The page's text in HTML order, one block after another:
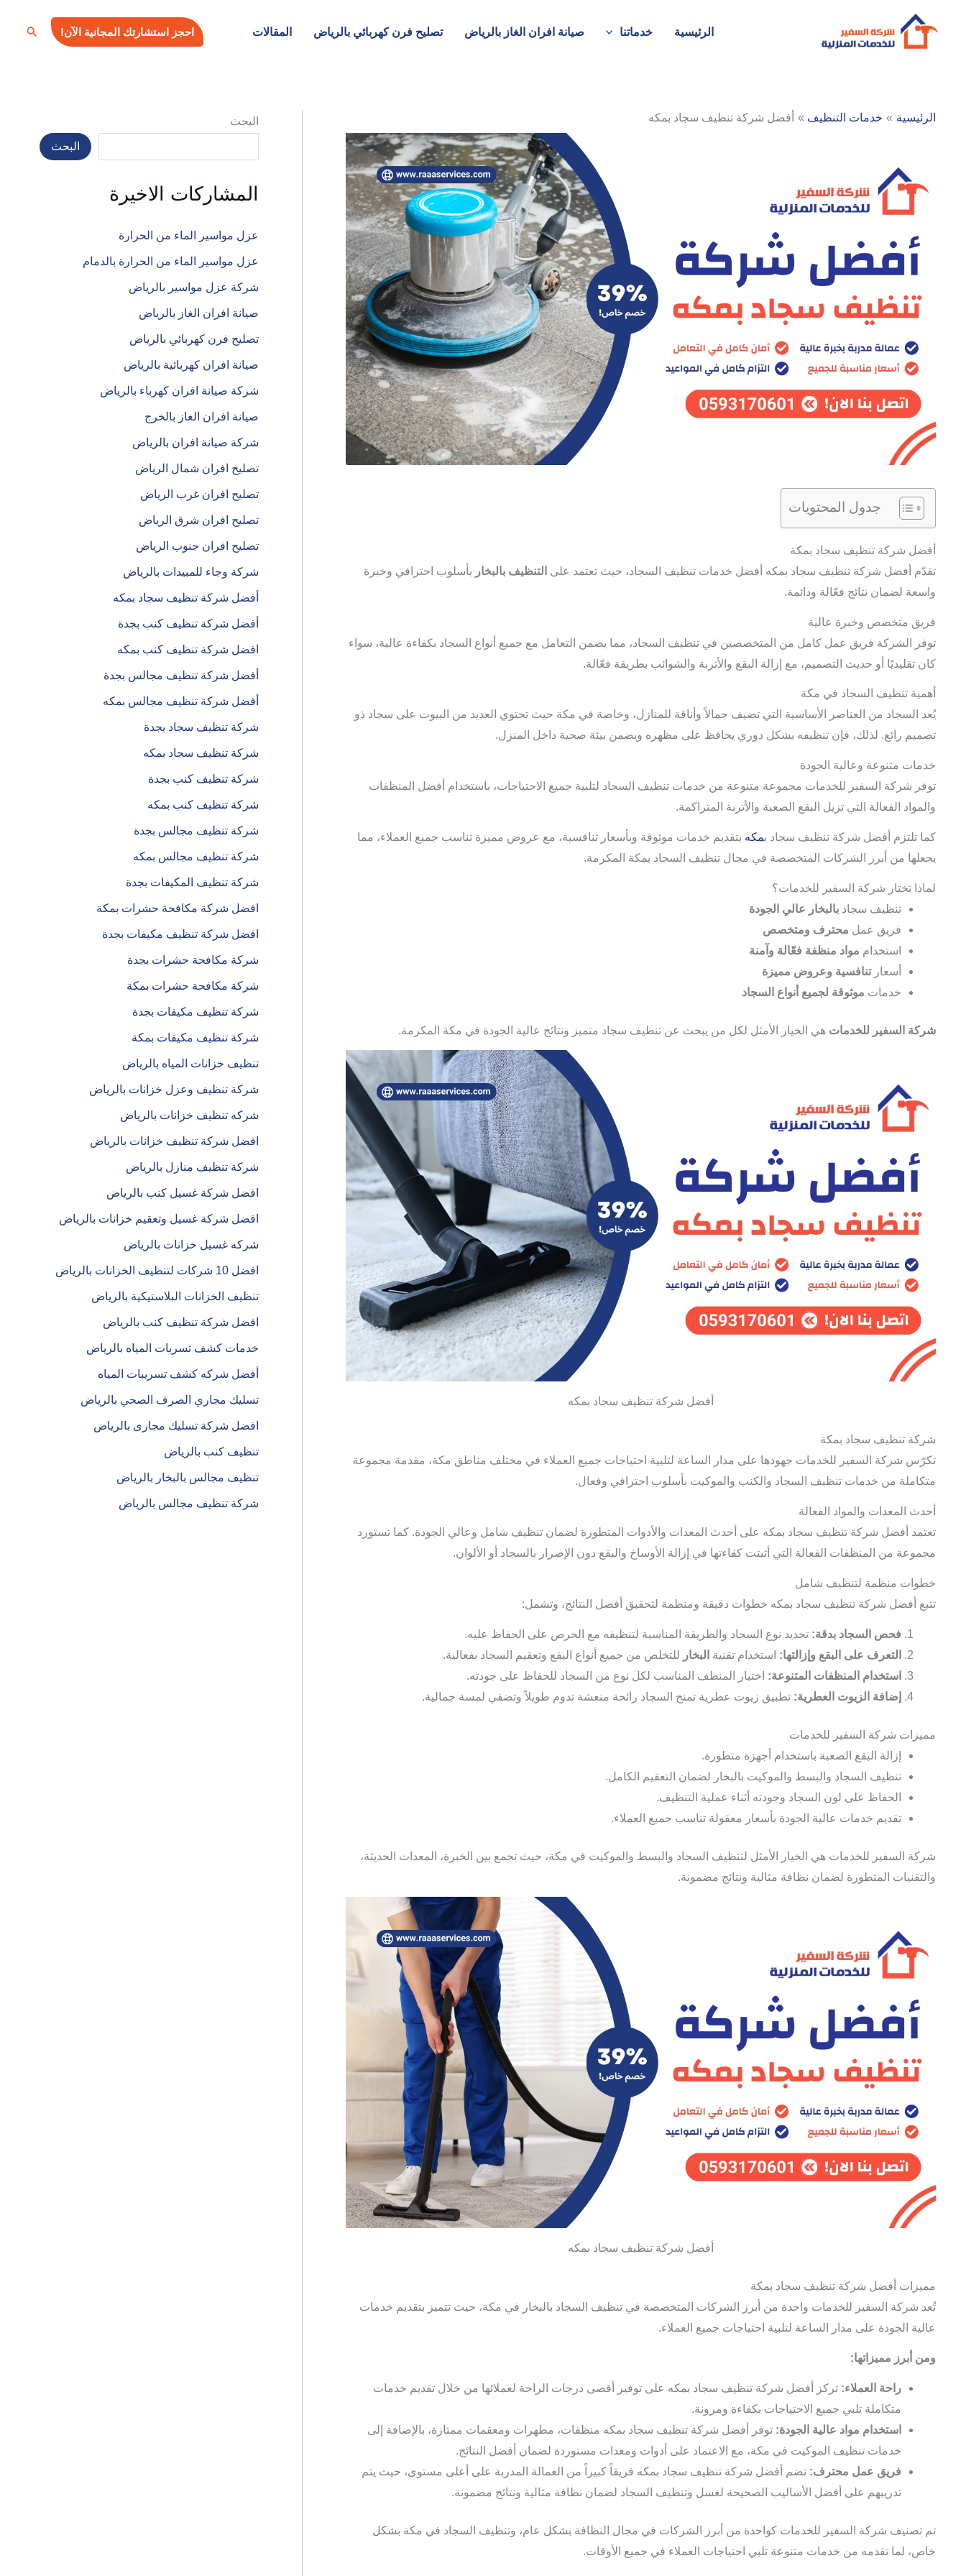
الرئيسية خدماتنا صيانة افران الغاز بالرياض تصليح فرن كهربائي بالرياض المقالات احجز استشارتك المجانية الآن! البحث
الرئيسية خدمات التنظيف أفضل شركة تنظيف سجاد بمكه
جدول المحتويات
أفضل شركة تنظيف سجاد بمكة
تقدّم أفضل شركة تنظيف سجاد بمكه أفضل خدمات تنظيف السجاد، حيث تعتمد على التنظيف بالبخار بأسلوب احترافي وخبرة
واسعة لضمان نتائج فعّالة ودائمة.
فريق متخصص وخبرة عالية
توفر الشركة فريق عمل كامل من المتخصصين في تنظيف السجاد، مما يضمن التعامل مع جميع أنواع السجاد بكفاءة عالية، سواء
كان تقليديًا أو حديث التصميم، مع إزالة البقع والأتربة والشوائب بطريقة فعّالة.
أهمية تنظيف السجاد في مكة
يُعد السجاد من العناصر الأساسية التي تضيف جمالاً وأناقة للمنازل، وخاصة في مكة حيث تحتوي العديد من البيوت على سجاد ذو
تصميم رائع. لذلك، فإن تنظيفه بشكل دوري يحافظ على مظهره ويضمن بيئة صحية داخل المنزل.
خدمات متنوعة وعالية الجودة
توفر شركة السفير للخدمات مجموعة متنوعة من خدمات تنظيف السجاد لتلبية جميع الاحتياجات، باستخدام أفضل المنظفات
والمواد الفعالة التي تزيل البقع الصعبة والأتربة المتراكمة.
كما تلتزم أفضل شركة تنظيف سجاد بمكه بتقديم خدمات موثوقة وبأسعار تنافسية، مع عروض مميزة تناسب جميع العملاء، مما
يجعلها من أبرز الشركات المتخصصة في مجال تنظيف السجاد بمكة المكرمة.
لماذا تختار شركة السفير للخدمات؟
تنظيف سجاد بالبخار عالي الجودة
فريق عمل محترف ومتخصص
استخدام مواد منظفة فعّالة وآمنة
أسعارتنافسية وعروض مميزة
خدمات موثوقة لجميع أنواع السجاد
شركة السفير للخدمات هي الخيار الأمثل لكل من يبحث عن تنظيف سجاد متميز ونتائج عالية الجودة في مكة المكرمة.
أفضل شركة تنظيف سجاد بمكه
شركة تنظيف سجاد بمكة
تكرّس شركة السفير للخدمات جهودها على مدار الساعة لتلبية احتياجات جميع العملاء في مختلف مناطق مكة، مقدمة مجموعة
متكاملة من خدمات تنظيف السجاد والكنب والموكيت بأسلوب احترافي وفعال.
أحدث المعدات والمواد الفعالة
تعتمد أفضل شركة تنظيف سجاد بمكه على أحدث المعدات والأدوات المتطورة لضمان تنظيف شامل وعالي الجودة. كما تستورد
مجموعة من المنظفات الفعالة التي أثبتت كفاءتها في إزالة الأوساخ والبقع دون الإضرار بالسجاد أو الألوان.
خطوات منظمة لتنظيف شامل
تتبع أفضل شركة تنظيف سجاد بمكه خطوات دقيقة ومنظمة لتحقيق أفضل النتائج، وتشمل:
فحص السجاد بدقة: تحديد نوع السجاد والطريقة المناسبة لتنظيفه مع الحرص على الحفاظ عليه.
التعرف على البقع وإزالتها: استخدام تقنية البخار للتخلص من جميع أنواع البقع وتعقيم السجاد بفعالية.
استخدام المنظفات المتنوعة: اختيار المنظف المناسب لكل نوع من السجاد للحفاظ على جودته.
إضافة الزيوت العطرية: تطبيق زيوت عطرية تمنح السجاد رائحة منعشة تدوم طويلاً وتضفي لمسة جمالية.
مميزات شركة السفير للخدمات
إزالة البقع الصعبة باستخدام أجهزة متطورة.
تنظيف السجاد والبسط والموكيت بالبخار لضمان التعقيم الكامل.
الحفاظ على لون السجاد وجودته أثناء عملية التنظيف.
تقديم خدمات عالية الجودة بأسعار معقولة تناسب جميع العملاء.
شركة السفير للخدمات هي الخيار الأمثل لتنظيف السجاد والبسط والموكيت في مكة، حيث تجمع بين الخبرة، المعدات الحديثة،
والتقنيات المتطورة لضمان نظافة مثالية ونتائج مضمونة.
أفضل شركة تنظيف سجاد بمكه
مميزات أفضل شركة تنظيف سجاد بمكة
تُعد شركة السفير للخدمات واحدة من أبرز الشركات المتخصصة في تنظيف السجاد بالبخار في مكة، حيث تتميز بتقديم خدمات
عالية الجودة على مدار الساعة لتلبية احتياجات جميع العملاء.
ومن أبرز مميزاتها:
راحة العملاء: تركز أفضل شركة تنظيف سجاد بمكه على توفير أقصى درجات الراحة لعملائها من خلال تقديم خدمات
متكاملة تلبي جميع الاحتياجات بكفاءة ومرونة.
استخدام مواد عالية الجودة: توفر أفضل شركة تنظيف سجاد بمكه منظفات، مطهرات ومعقمات ممتازة، بالإضافة إلى
خدمات تنظيف الموكيت في مكة، مع الاعتماد على أدوات ومعدات مستوردة لضمان أفضل النتائج.
فريق عمل محترف: تضم أفضل شركة تنظيف سجاد بمكه فريقاً كبيراً من العمالة المدربة على أعلى مستوى، حيث يتم
تدريبهم على أفضل الأساليب الصحيحة لغسل وتنظيف السجاد لضمان نظافة مثالية ونتائج مضمونة.
تم تصنيف شركة السفير للخدمات كواحدة من أبرز الشركات في مجال النظافة بشكل عام، وتنظيف السجاد في مكة بشكل
خاص، لما تقدمه من خدمات متنوعة تلبي احتياجات العملاء في جميع الأوقات.
البحث
البحث
المشاركات الاخيرة
عزل مواسير الماء من الحرارة
عزل مواسير الماء من الحرارة بالدمام
شركة عزل مواسير بالرياض
صيانة افران الغاز بالرياض
تصليح فرن كهربائي بالرياض
صيانة افران كهربائية بالرياض
شركة صيانة افران كهرباء بالرياض
صيانة افران الغاز بالخرج
شركة صيانة افران بالرياض
تصليح افران شمال الرياض
تصليح افران غرب الرياض
تصليح افران شرق الرياض
تصليح افران جنوب الرياض
شركة وجاء للمبيدات بالرياض
أفضل شركة تنظيف سجاد بمكه
أفضل شركة تنظيف كنب بجدة
افضل شركة تنظيف كنب بمكه
أفضل شركة تنظيف مجالس بجدة
أفضل شركة تنظيف مجالس بمكه
شركة تنظيف سجاد بجدة
شركة تنظيف سجاد بمكه
شركة تنظيف كنب بجدة
شركة تنظيف كنب بمكه
شركة تنظيف مجالس بجدة
شركة تنظيف مجالس بمكه
شركة تنظيف المكيفات بجدة
افضل شركة مكافحة حشرات بمكة
افضل شركة تنظيف مكيفات بجدة
شركة مكافحة حشرات بجدة
شركة مكافحة حشرات بمكة
شركة تنظيف مكيفات بجدة
شركة تنظيف مكيفات بمكة
تنظيف خزانات المياه بالرياض
شركة تنظيف وعزل خزانات بالرياض
شركه تنظيف خزانات بالرياض
افضل شركة تنظيف خزانات بالرياض
شركة تنظيف منازل بالرياض
افضل شركة غسيل كنب بالرياض
افضل شركة غسيل وتعقيم خزانات بالرياض
شركه غسيل خزانات بالرياض
افضل 10 شركات لتنظيف الخزانات بالرياض
تنظيف الخزانات البلاستيكية بالرياض
افضل شركة تنظيف كنب بالرياض
خدمات كشف تسربات المياه بالرياض
أفضل شركه كشف تسريبات المياه
تسليك مجاري الصرف الصحي بالرياض
افضل شركة تسليك مجارى بالرياض
تنظيف كنب بالرياض
تنظيف مجالس بالبخار بالرياض
شركة تنظيف مجالس بالرياض